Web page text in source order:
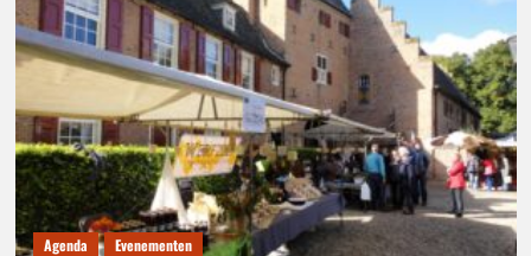
Agenda Evenementen